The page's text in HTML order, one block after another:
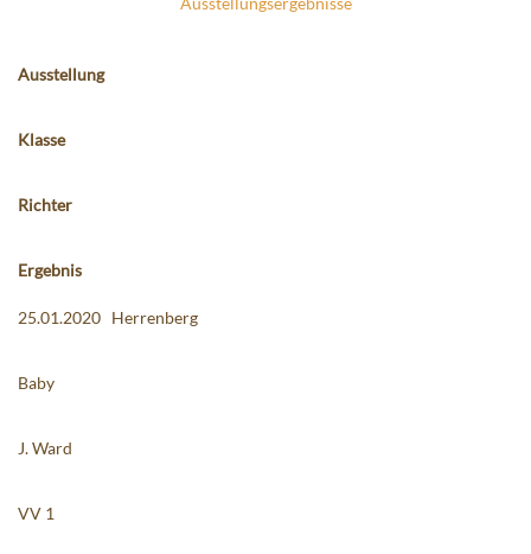
Ausstellung
Klasse
Richter
Ergebnis
25.01.2020 Herrenberg
Baby
J. Ward
VV 1